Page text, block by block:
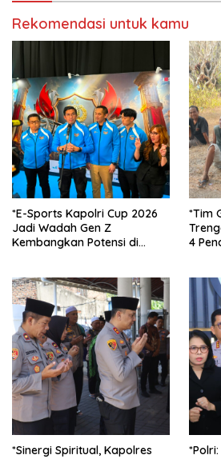
Rekomendasi untuk kamu
*E-Sports Kapolri Cup 2026
Jadi Wadah Gen Z
Kembangkan Potensi di
*Tim
4
*Sinergi Spiritual, Kapolres